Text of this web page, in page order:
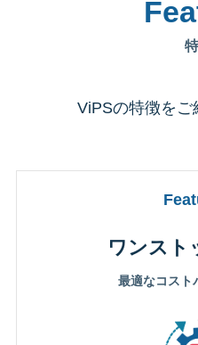
ViPSの特徴をご
ワンスト
最適なコスト